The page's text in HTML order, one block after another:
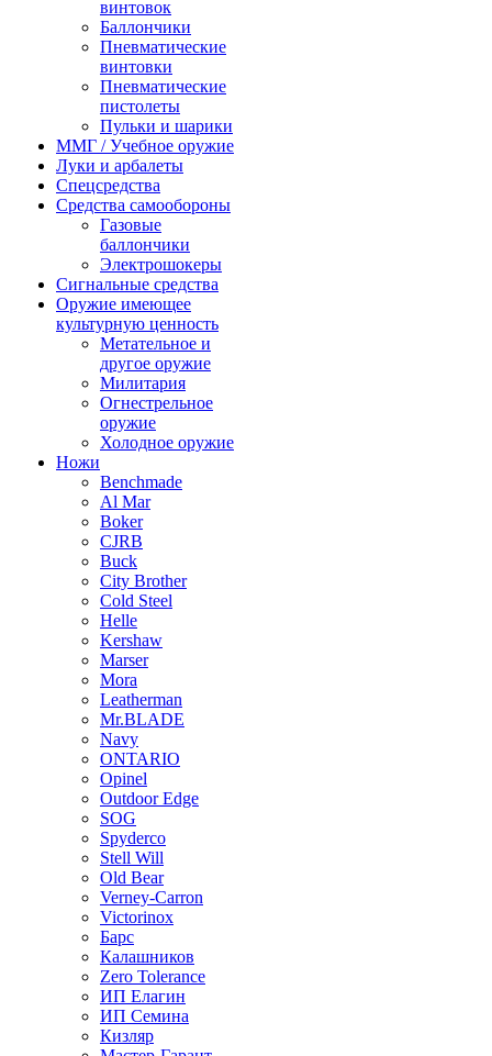
винтовок
Баллончики
Пневматические
винтовки
Пневматические
пистолеты
Пульки и шарики
ММГ / Учебное оружие
Луки и арбалеты
Спецсредства
Средства самообороны
Газовые
баллончики
Электрошокеры
Сигнальные средства
Оружие имеющее
культурную ценность
Метательное и
другое оружие
Милитария
Огнестрельное
оружие
Холодное оружие
Ножи
Benchmade
Al Mar
Boker
CJRB
Buck
City Brother
Cold Steel
Helle
Kershaw
Marser
Mora
Leatherman
Mr.BLADE
Navy
ONTARIO
Opinel
Outdoor Edge
SOG
Spyderco
Stell Will
Old Bear
Verney-Carron
Victorinox
Барс
Калашников
Zero Tolerance
ИП Елагин
ИП Семина
Кизляр